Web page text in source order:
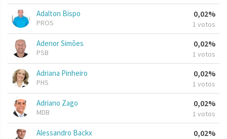
Adalton Bispo
PROS
0,02%
1 votos
Adenor Simões
PSB
0,02%
1 votos
Adriana Pinheiro
PHS
0,02%
1 votos
Adriano Zago
MDB
0,02%
1 votos
Alessandro Backx 0,02%